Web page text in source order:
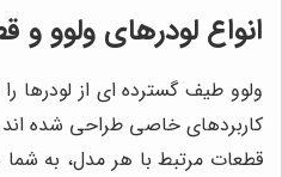
انواع لودرهای ولوو و
ولوو طیف گسترده ای از لودرها
کاربردهای خاصی طراحی شده
قطعات مرتبط با هر مدل، به